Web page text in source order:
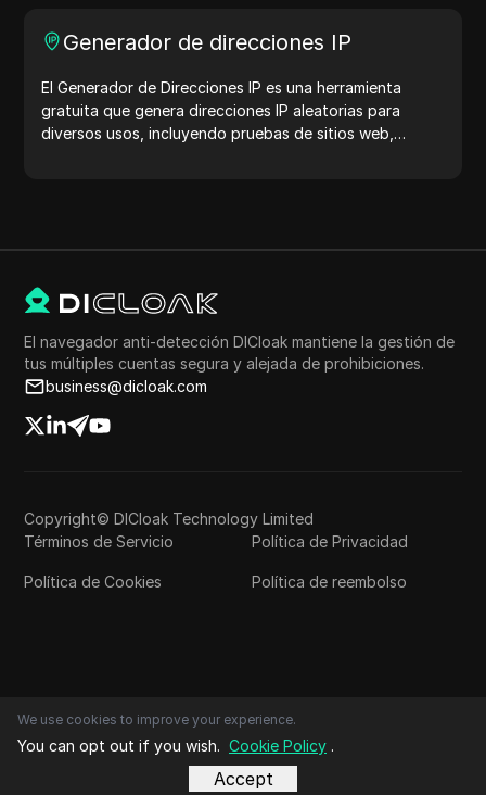
Generador de direcciones IP
El Generador de Direcciones IP es una herramienta
gratuita que genera direcciones IP aleatorias para
diversos usos, incluyendo pruebas de sitios web,
geolocalización, verificaciones de privacidad y más.
desarrollo: ¡genera direcciones IP ahora!
El navegador anti-detección DICloak mantiene la gestión de
tus múltiples cuentas segura y alejada de prohibiciones.
business@dicloak.com
Copyright© DICloak Technology Limited
Términos de Servicio
Política de Privacidad
Política de Cookies Política de reembolso
We use cookies to improve your experience.
You can opt out if you wish. Cookie Policy .
Accept